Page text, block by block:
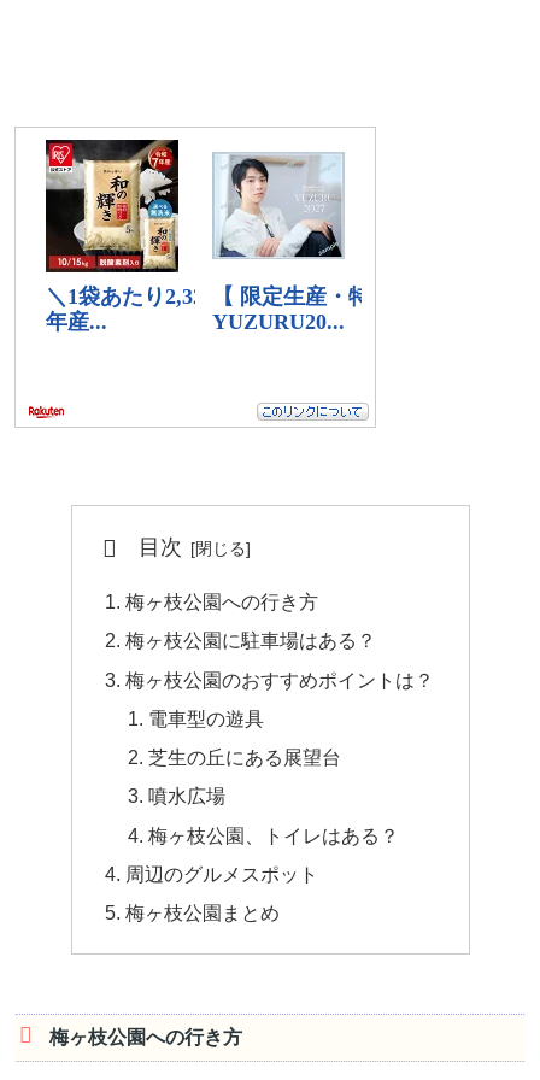
目次
梅ヶ枝公園への行き方
梅ヶ枝公園に駐車場はある？
梅ヶ枝公園のおすすめポイントは？
電車型の遊具
芝生の丘にある展望台
噴水広場
梅ヶ枝公園、トイレはある？
周辺のグルメスポット
梅ヶ枝公園まとめ
梅ヶ枝公園への行き方